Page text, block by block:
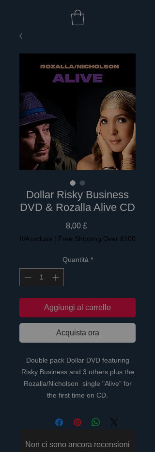
Dollar Risky Business
DVD & Rozalla Alive CD
8,00 £Prezzo
IVA inclusa | Free Shipping Over £100
Quantità *
Aggiungi al carrello
Acquista ora
Double pack Dollar DVD featuring
Risky Business and 3 others plus the
Rozalla/Nicholson single "Alive" for
the first time on CD.
Non ci sono ancora recensioni